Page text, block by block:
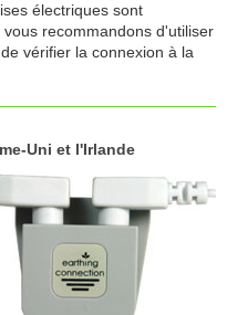
électriques sont
recommandons d'utiliser
vérifier la connexion à la
Uni et l'Irlande